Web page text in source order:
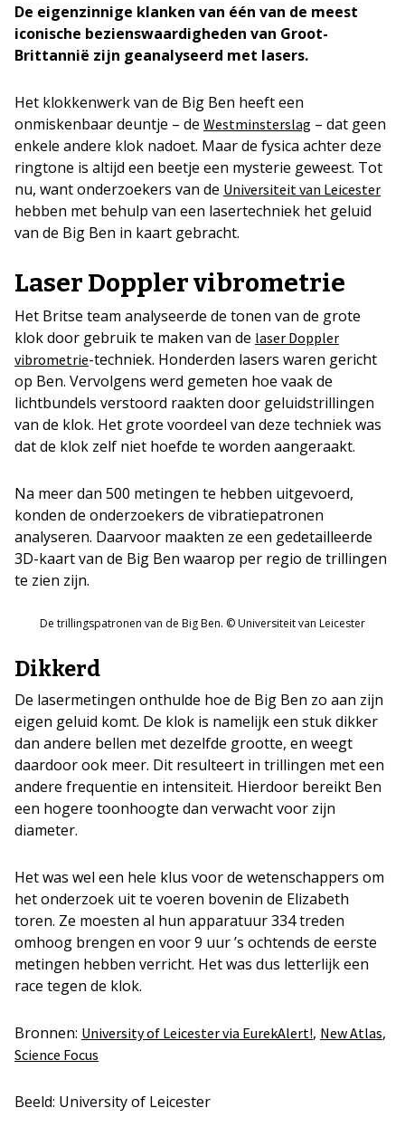
De eigenzinnige klanken van één van de meest
iconische bezienswaardigheden van Groot-
Brittannië zijn geanalyseerd met lasers.
Het klokkenwerk van de Big Ben heeft een
onmiskenbaar deuntje – de Westminsterslag – dat geen
enkele andere klok nadoet. Maar de fysica achter deze
ringtone is altijd een beetje een mysterie geweest. Tot
nu, want onderzoekers van de Universiteit van Leicester
hebben met behulp van een lasertechniek het geluid
van de Big Ben in kaart gebracht.
Laser Doppler vibrometrie
Het Britse team analyseerde de tonen van de grote
klok door gebruik te maken van de laser Doppler
vibrometrie-techniek. Honderden lasers waren gericht
op Ben. Vervolgens werd gemeten hoe vaak de
lichtbundels verstoord raakten door geluidstrillingen
van de klok. Het grote voordeel van deze techniek was
dat de klok zelf niet hoefde te worden aangeraakt.
Na meer dan 500 metingen te hebben uitgevoerd,
konden de onderzoekers de vibratiepatronen
analyseren. Daarvoor maakten ze een gedetailleerde
3D-kaart van de Big Ben waarop per regio de trillingen
te zien zijn.
De trillingspatronen van de Big Ben. © Universiteit van Leicester
Dikkerd
De lasermetingen onthulde hoe de Big Ben zo aan zijn
eigen geluid komt. De klok is namelijk een stuk dikker
dan andere bellen met dezelfde grootte, en weegt
daardoor ook meer. Dit resulteert in trillingen met een
andere frequentie en intensiteit. Hierdoor bereikt Ben
een hogere toonhoogte dan verwacht voor zijn
diameter.
Het was wel een hele klus voor de wetenschappers om
het onderzoek uit te voeren bovenin de Elizabeth
toren. Ze moesten al hun apparatuur 334 treden
omhoog brengen en voor 9 uur ’s ochtends de eerste
metingen hebben verricht. Het was dus letterlijk een
race tegen de klok.
Bronnen: University of Leicester via EurekAlert!, New Atlas,
Science Focus
Beeld: University of Leicester